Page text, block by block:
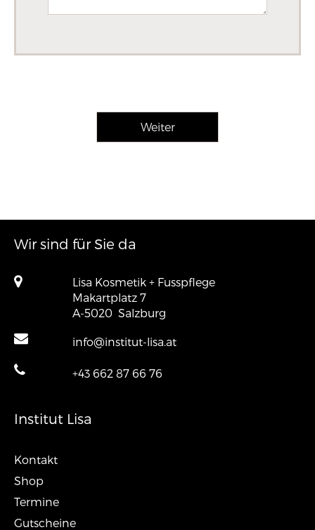
Wir sind für Sie da
Lisa Kosmetik + Fusspflege
Makartplatz 7
A-5020 Salzburg
info@institut-lisa.at
+43 662 87 66 76
Institut Lisa
Kontakt
Shop
Termine
Gutscheine